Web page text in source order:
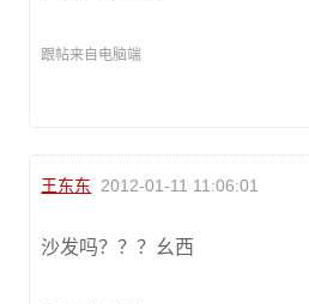
跟帖来自电脑端
王东东 2012-01-11 11:06:01
沙发吗？？？幺西